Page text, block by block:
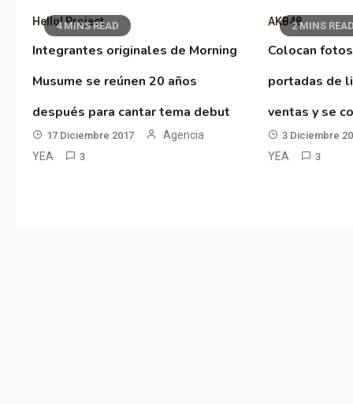
4 MINS READ
Hello! Project
Integrantes originales de Morning
Musume se reúnen 20 años
después para cantar tema debut
17 Diciembre 2017
Agencia
YEA
3
2 MINS READ
AKB48
Colocan
portadas de
ventas y se
3 Diciembre
YEA
3